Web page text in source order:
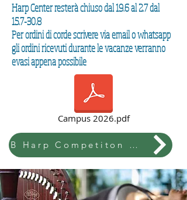
Harp Center resterà chiuso dal 19.6 al 2.7 dal
15.7-30.8
Per ordini di corde scrivere via email o whatsapp
gli ordini ricevuti durante le vacanze verranno
evasi appena possibile
Campus 2026.pdf
B Harp Competiton & Festival